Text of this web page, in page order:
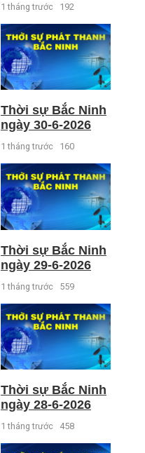
1 tháng trước 192
Thời sự Bắc Ninh
ngày 30-6-2026
1 tháng trước 160
Thời sự Bắc Ninh
ngày 29-6-2026
1 tháng trước 559
Thời sự Bắc Ninh
ngày 28-6-2026
1 tháng trước 458